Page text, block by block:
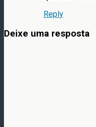
Reply
Deixe uma resposta